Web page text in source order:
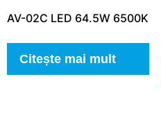
AV-02C LED 64.5W 6500K
Citește mai mult